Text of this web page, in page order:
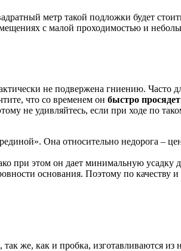
метр такой подложки будет
с малой проходимостью и
не подвержена гниению.
что со временем он быстро просядет
не удивляйтесь, если при ходе по
Она относительно недорога –
при этом он дает минимальную
основания. Поэтому по качеству и
же, как и пробка, изготавливаются